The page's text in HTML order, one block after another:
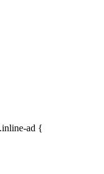
ad {